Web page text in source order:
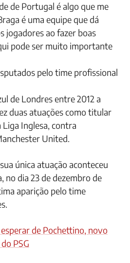
de Portugal é algo que me
é uma equipe que dá
jogadores ao fazer boas
pode ser muito importante
pelo time profissional
de Londres entre 2012 a
duas atuações como titular
Liga Inglesa, contra
United.
única atuação aconteceu
no dia 23 de dezembro de
aparição pelo time
de Pochettino, novo
PSG